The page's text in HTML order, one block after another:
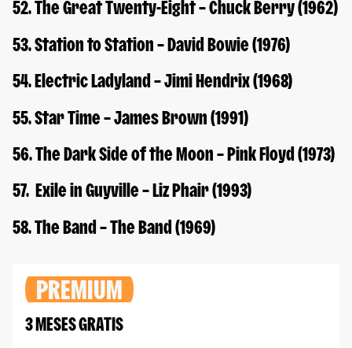
52. The Great Twenty-Eight – Chuck Berry (1962)
53. Station to Station – David Bowie (1976)
54. Electric Ladyland – Jimi Hendrix (1968)
55. Star Time – James Brown (1991)
56. The Dark Side of the Moon – Pink Floyd (1973)
57. Exile in Guyville – Liz Phair (1993)
58. The Band – The Band (1969)
PREMIUM
3 MESES GRATIS